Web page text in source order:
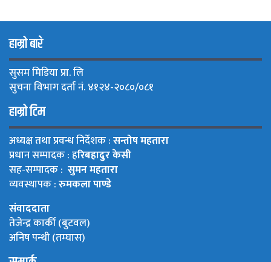
हाम्रो बारे
सुसम मिडिया प्रा. लि
सुचना विभाग दर्ता नं. ४१२४-२०८०/०८१
हाम्रो टिम
अध्यक्ष तथा प्रवन्ध निर्देशक :सन्तोष महतारा
प्रधान सम्पादक : हरिबहादुर केसी
सह-सम्पादक : सुमन महतारा
व्यवस्थापक :रुमकला पाण्डे
संवाददाता
तेजेन्द्र कार्की (बुटवल)
अनिष पन्थी (तम्घास)